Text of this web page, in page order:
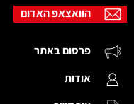
הוואצאפ האדום
פרסום באתר
אודות